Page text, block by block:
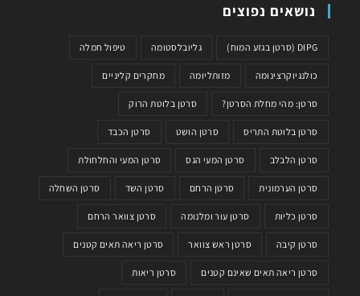
נושאים נפוצים
DIPG (סרטן בגזע המוח) גליובלסטומה טיפול חמלה
כולנגיוקרצינומה מזותליומה מחקרים קליניים
סרטן: מהי מחלת הסרטן? סרטן בלוטת הרוק
סרטן בלוטת התריס סרטן הושט סרטן הכבד
סרטן הלבלב סרטן המעי הגס סרטן המעי והחלחולת
סרטן הערמונית סרטן הרחם סרטן השד סרטן השחלה
סרטן כליות סרטן עור ומלנומה סרטן צוואר הרחם
סרטן קיבה סרטן ראש צוואר סרטן ריאה תאים קטנים
סרטן ריאה תאים שאינם קטנים סרטן ריאות